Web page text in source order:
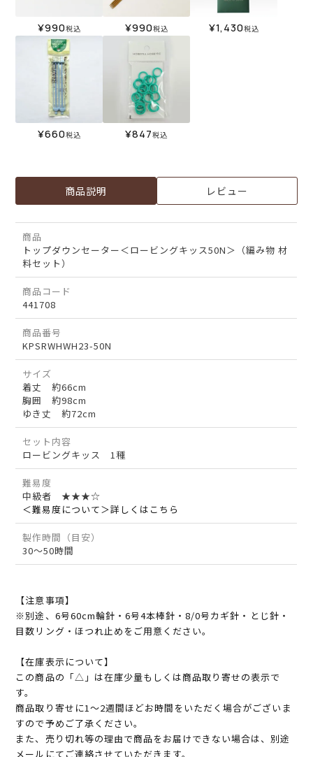
¥990税込 ¥990税込 ¥1,430税込
¥660税込 ¥847税込
商品説明 レビュー
商品
トップダウンセーター＜ロービングキッス50N＞（編み物 材
料セット）
商品コード
441708
商品番号
KPSRWHWH23-50N
サイズ
着丈 約66cm
胸囲 約98cm
ゆき丈 約72cm
セット内容
ロービングキッス 1種
難易度
中級者 ★★★☆
＜難易度について＞詳しくはこちら
製作時間（目安）
30～50時間
【注意事項】
※別途、6号60cm輪針・6号4本棒針・8/0号カギ針・とじ針・
目数リング・ほつれ止めをご用意ください。
【在庫表示について】
この商品の「△」は在庫少量もしくは商品取り寄せの表示で
す。
商品取り寄せに1～2週間ほどお時間をいただく場合がございま
すので予めご了承ください。
また、売り切れ等の理由で商品をお届けできない場合は、別途
メールにてご連絡させていただきます。